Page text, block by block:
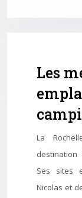
Les
La
destination
Ses sites
Nicolas et